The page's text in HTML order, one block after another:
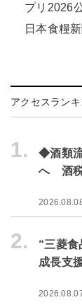
プリ2026
日本食糧
アクセスラン
1.
◆酒類
へ 酒税
2.
“三菱
成長支